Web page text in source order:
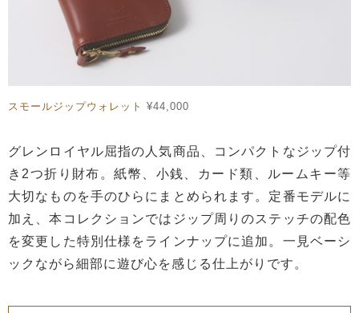
スモールジップウォレット ¥44,000
グレンロイヤル屈指の人気商品、コンパクトなジップ付
き2つ折り財布。紙幣、小銭、カード類、ルームキー等
大切なものを手のひらにまとめられます。定番モデルに
加え、本コレクションではジップ周りのステッチの配色
を変更した特別仕様をラインナップに追加。一見ベーシ
ックながら細部に遊び心を感じる仕上がりです。